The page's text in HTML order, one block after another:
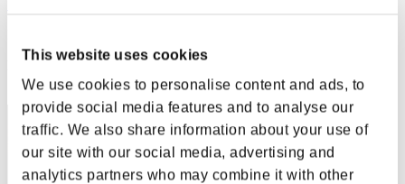
This website uses cookies
We use cookies to personalise content and ads, to
provide social media features and to analyse our
traffic. We also share information about your use of
our site with our social media, advertising and
analytics partners who may combine it with other
Posizione
32